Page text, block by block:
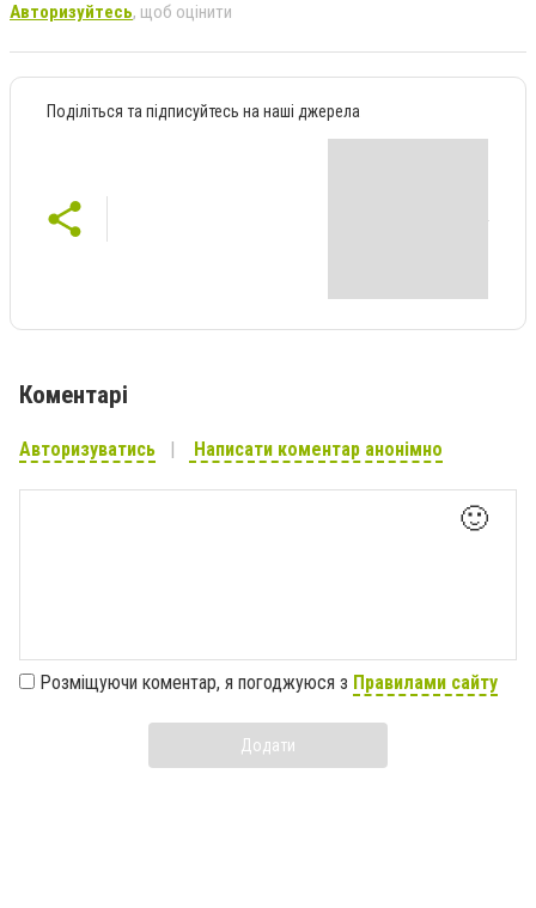
Авторизуйтесь, щоб оцінити
Поділіться та підписуйтесь на наші джерела
Коментарі
Авторизуватись Написати коментар анонімно
🙂
Розміщуючи коментар, я погоджуюся з Правилами сайту
Додати